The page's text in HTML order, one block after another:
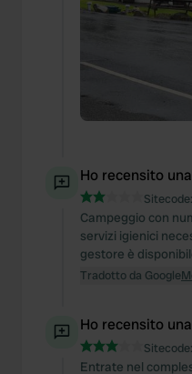
Ho recensito
Sitecode:
Campeggio con
servizi igienici
gestore è
Tradotto da Google
Ho recensito
Sitecode:
Entrate nel